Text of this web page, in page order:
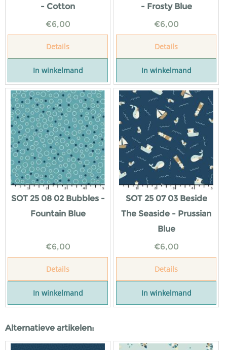
- Cotton
€6,00
Details
In winkelmand
- Frosty Blue
€6,00
Details
In winkelmand
SOT 25 08 02 Bubbles -
Fountain Blue
€6,00
Details
In winkelmand
SOT 25 07 03 Beside
The Seaside - Prussian
Blue
€6,00
Details
In winkelmand
Alternatieve artikelen: